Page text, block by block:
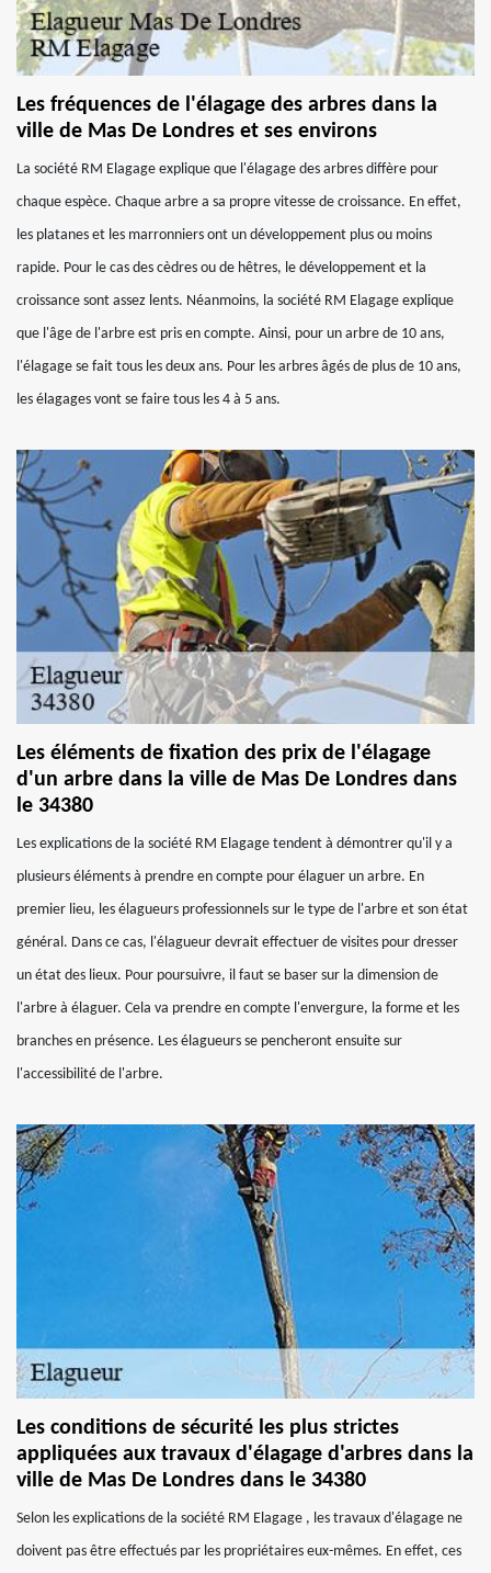
Les fréquences de l'élagage des arbres dans la
ville de Mas De Londres et ses environs
La société RM Elagage explique que l'élagage des arbres diffère pour
chaque espèce. Chaque arbre a sa propre vitesse de croissance. En effet,
les platanes et les marronniers ont un développement plus ou moins
rapide. Pour le cas des cèdres ou de hêtres, le développement et la
croissance sont assez lents. Néanmoins, la société RM Elagage explique
que l'âge de l'arbre est pris en compte. Ainsi, pour un arbre de 10 ans,
l'élagage se fait tous les deux ans. Pour les arbres âgés de plus de 10 ans,
les élagages vont se faire tous les 4 à 5 ans.
Les éléments de fixation des prix de l'élagage
d'un arbre dans la ville de Mas De Londres dans
le 34380
Les explications de la société RM Elagage tendent à démontrer qu'il y a
plusieurs éléments à prendre en compte pour élaguer un arbre. En
premier lieu, les élagueurs professionnels sur le type de l'arbre et son état
général. Dans ce cas, l'élagueur devrait effectuer de visites pour dresser
un état des lieux. Pour poursuivre, il faut se baser sur la dimension de
l'arbre à élaguer. Cela va prendre en compte l'envergure, la forme et les
branches en présence. Les élagueurs se pencheront ensuite sur
l'accessibilité de l'arbre.
Les conditions de sécurité les plus strictes
appliquées aux travaux d'élagage d'arbres dans la
ville de Mas De Londres dans le 34380
Selon les explications de la société RM Elagage , les travaux d'élagage ne
doivent pas être effectués par les propriétaires eux-mêmes. En effet, ces